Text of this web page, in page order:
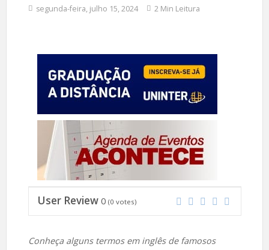
segunda-feira, julho 15, 2024 2 Min Leitura
User Review 0 (0 votes)
Conheça alguns termos em inglês de famosos